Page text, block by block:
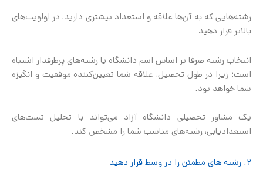
رشته‌هایی که به آن‌ها علاقه و استعداد بیشتری دارید، در اولویت‌های
بالاتر قرار دهید.
انتخاب رشته صرفا بر اساس اسم دانشگاه یا رشته‌های پرطرفدار اشتباه
است؛ زیرا در طول تحصیل، علاقه شما تعیین‌کننده موفقیت و انگیزه
شما خواهد بود.
یک مشاور تحصیلی دانشگاه آزاد می‌تواند با تحلیل تست‌های
استعدادیابی، رشته‌های مناسب شما را مشخص کند.
۲. رشته های مطمئن را در وسط قرار دهید